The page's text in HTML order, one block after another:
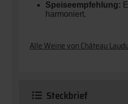
Speiseempfehlung:
harmoniert.
Alle Weine von Château
Steckbrief